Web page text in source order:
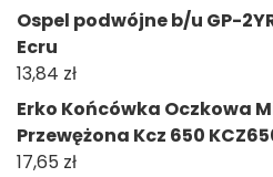
Ospel podwójne b/u GP-
Ecru
13,84 zł
Erko Końcówka Oczkowa
Przewężona Kcz 650
17,65 zł